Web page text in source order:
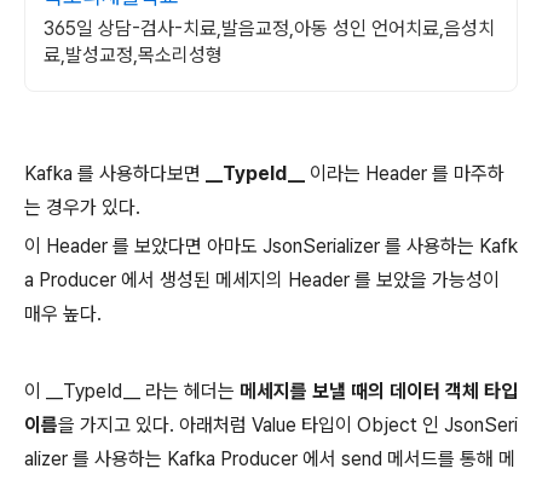
365일 상담-검사-치료,발음교정,아동 성인 언어치료,음성치
료,발성교정,목소리성형
Kafka 를 사용하다보면 __TypeId__
이라는 Header 를 마주하
는 경우가 있다.
이 Header 를 보았다면 아마도 JsonSerializer 를 사용하는 Kafk
a Producer 에서 생성된 메세지의 Header 를 보았을 가능성이
매우 높다.
이 __TypeId__ 라는 헤더는 메세지를 보낼 때의 데이터 객체 타입
이름을 가지고 있다. 아래처럼 Value 타입이 Object 인 JsonSeri
alizer 를 사용하는 Kafka Producer 에서 send 메서드를 통해 메